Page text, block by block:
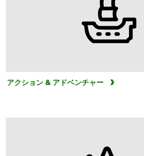
アクション & アドベンチャー